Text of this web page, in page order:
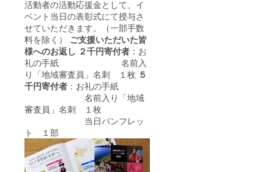
活動者の活動応援金として、イ
ベント当日の表彰式にて授与さ
せていただきます。（一部手数
料を除く） ご支援いただいた皆
様へのお返し ２千円寄付者 ：お
礼の手紙 名前入
り「地域審査員」名刺 １枚 ５
千円寄付者 ：お礼の手紙
名前入り「地域
審査員」名刺 １枚
当日パンフレッ
ト １部